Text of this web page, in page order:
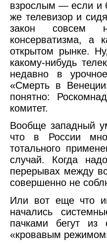
взрослым — если и
же телевизор и
закон совсем
консерватизма, а
открытом рынке.
какому-нибудь
недавно в
«Смерть в
понятно:
комитет.
Вообще западный
что в России
тотального
случай. Когда
перерывах между
совершенно не
Или вот еще что
начались
пачками бегут
«кровавым